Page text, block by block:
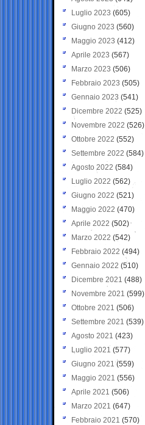
Luglio 2023 (605)
Giugno 2023 (560)
Maggio 2023 (412)
Aprile 2023 (567)
Marzo 2023 (506)
Febbraio 2023 (505)
Gennaio 2023 (541)
Dicembre 2022 (525)
Novembre 2022 (526)
Ottobre 2022 (552)
Settembre 2022 (584)
Agosto 2022 (584)
Luglio 2022 (562)
Giugno 2022 (521)
Maggio 2022 (470)
Aprile 2022 (502)
Marzo 2022 (542)
Febbraio 2022 (494)
Gennaio 2022 (510)
Dicembre 2021 (488)
Novembre 2021 (599)
Ottobre 2021 (506)
Settembre 2021 (539)
Agosto 2021 (423)
Luglio 2021 (577)
Giugno 2021(559)
Maggio 2021 (556)
Aprile 2021 (506)
Marzo 2021 (647)
Febbraio 2021 (570)